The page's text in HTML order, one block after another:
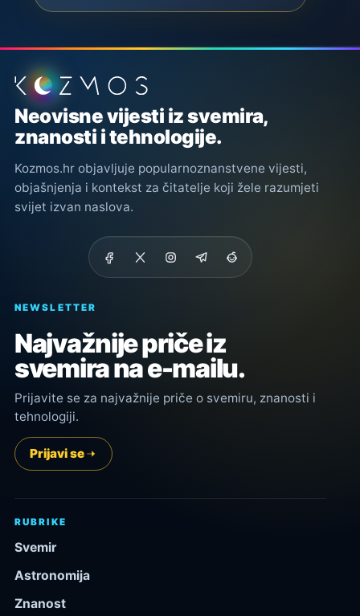
Podnožje stranice
Neovisne vijesti iz svemira,
znanosti i tehnologije.
Kozmos.hr objavljuje popularnoznanstvene vijesti,
objašnjenja i kontekst za čitatelje koji žele razumjeti
svijet izvan naslova.
NEWSLETTER
Najvažnije priče iz
svemira na e-mailu.
Prijavite se za najvažnije priče o svemiru, znanosti i
tehnologiji.
Prijavi se
RUBRIKE
Svemir
Astronomija
Znanost